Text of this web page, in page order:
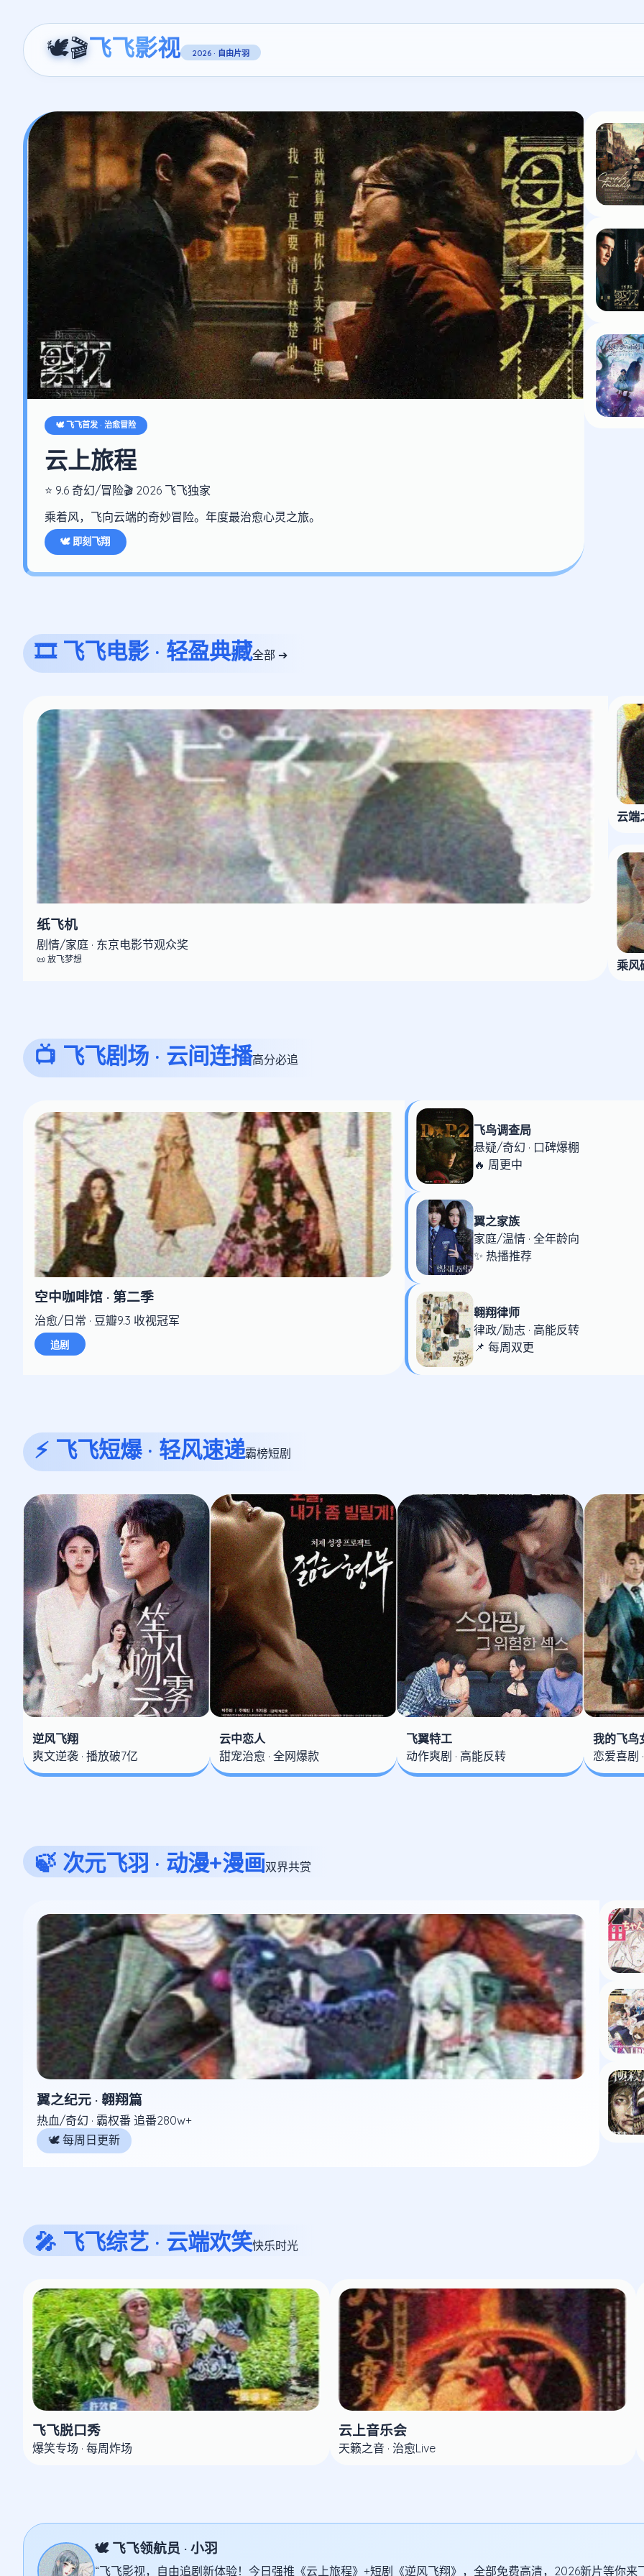
🕊️🎬飞飞影视 2026 · 自由片羽
🕊️ 飞飞首发 · 治愈冒险
云上旅程
⭐ 9.6 奇幻/冒险🎬 2026 飞飞独家
乘着风，飞向云端的奇妙冒险。年度最治愈心灵之旅。
🕊️ 即刻飞翔
🎞️ 飞飞电影 · 轻盈典藏全部 ➔
纸飞机
剧情/家庭 · 东京电影节观众奖
📜 放飞梦想
云端
乘风
📺 飞飞剧场 · 云间连播高分必追
空中咖啡馆 · 第二季
治愈/日常 · 豆瓣9.3 收视冠军
追剧
飞鸟调查局
悬疑/奇幻 · 口碑爆棚
🔥 周更中
翼之家族
家庭/温情 · 全年龄向
✨ 热播推荐
翱翔律师
律政/励志 · 高能反转
📌 每周双更
⚡ 飞飞短爆 · 轻风速递霸榜短剧
逆风飞翔
爽文逆袭 · 播放破7亿
云中恋人
甜宠治愈 · 全网爆款
飞翼特工
动作爽剧 · 高能反转
我的飞鸟
恋爱喜剧
🍃 次元飞羽 · 动漫+漫画双界共赏
翼之纪元 · 翱翔篇
热血/奇幻 · 霸权番 追番280w+
🕊️ 每周日更新
🎤 飞飞综艺 · 云端欢笑快乐时光
飞飞脱口秀
爆笑专场 · 每周炸场
云上音乐会
天籁之音 · 治愈Live
🕊️ 飞飞领航员 · 小羽
“飞飞影视，自由追剧新体验！今日强推《云上旅程》+短剧《逆风飞翔》，全部免费高清，2026新片等你来